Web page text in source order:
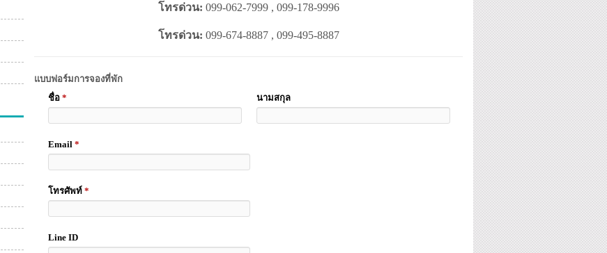
โทรด่วน: 099-062-7999 , 099-178-9996
โทรด่วน: 099-674-8887 , 099-495-8887
แบบฟอร์มการจองที่พัก
ชื่อ * นามสกุล
Email *
โทรศัพท์ *
Line ID